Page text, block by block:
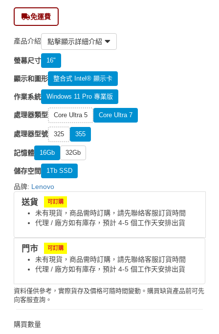
免運費
產品介紹 點擊顯示詳細介紹
螢幕尺寸 16"
顯示和圖形 整合式 Intel® 顯示卡
作業系統 Windows 11 Pro 專業版
處理器類型 Core Ultra 5 Core Ultra 7
處理器型號 325 355
記憶體 16Gb 32Gb
儲存空間 1Tb SSD
品牌: Lenovo
送貨 可訂購
未有現貨，商品需時訂購，請先聯絡客服訂貨時間
代理 / 廠方如有庫存，預計 4-5 個工作天安排出貨
門市 可訂購
未有現貨，商品需時訂購，請先聯絡客服訂貨時間
代理 / 廠方如有庫存，預計 4-5 個工作天安排出貨
資料僅供參考，實際貨存及價格可隨時間變動。購買缺貨產品前可先
向客服查詢。
購買數量